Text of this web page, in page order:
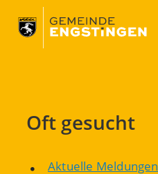
Oft gesucht
Aktuelle Meldungen